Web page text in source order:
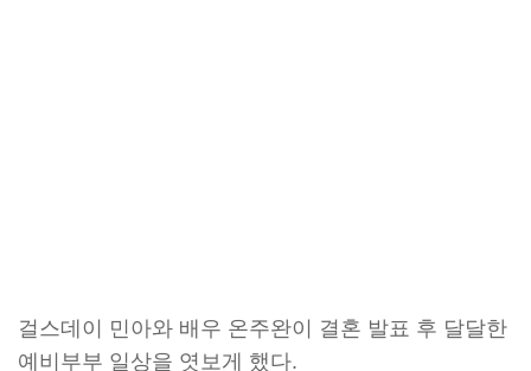
걸스데이 민아와 배우 온주완이 결혼 발표 후 달달한
예비부부 일상을 엿보게 했다.